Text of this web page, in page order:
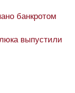
банкротом
выпустили